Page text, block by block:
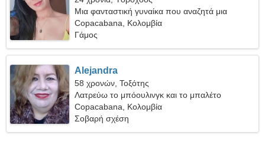
Μια φανταστική γυναίκα που αναζητά μια
σοβαρή σχέση
Copacabana, Κολομβία
Γάμος
Alejandra
58 χρονών, Τοξότης
Λατρεύω το μπόουλινγκ και το μπαλέτο
Copacabana, Κολομβία
Σοβαρή σχέση